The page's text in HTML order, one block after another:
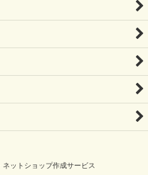
ネットショップ作成サービス